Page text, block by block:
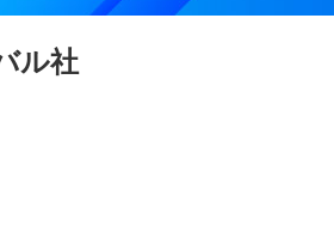
ル社